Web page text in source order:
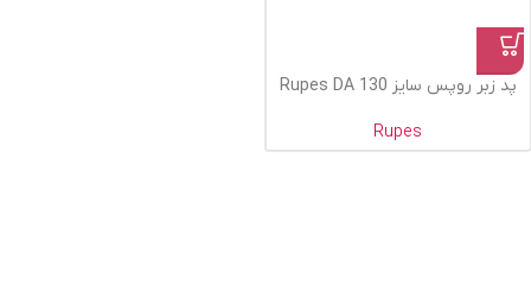
پد زبر روپس سایز 130 Rupes DA
Rupes